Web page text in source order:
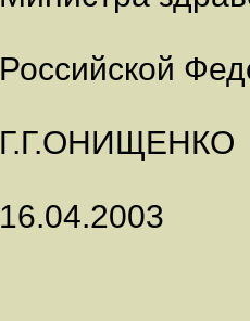
Российской
Г.Г.ОНИЩЕНКО
16.04.2003